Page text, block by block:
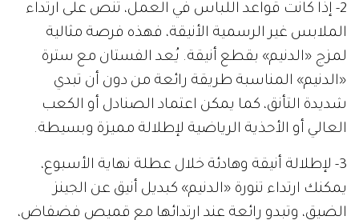
2- إذا كانت قواعد اللباس في العمل، تنص على ارتداء
الملابس غير الرسمية الأنيقة، فهذه فرصة مثالية
لمزج «الدنيم» بقطع أنيقة. يُعد الفستان مع سترة
«الدنيم» المناسبة طريقة رائعة من دون أن تبدي
شديدة التأنق، كما يمكن اعتماد الصنادل أو الكعب
العالي أو الأحذية الرياضية لإطلالة مميزة وبسيطة.
3- لإطلالة أنيقة وهادئة خلال عطلة نهاية الأسبوع،
يمكنك ارتداء تنورة «الدنيم» كبديل أنيق عن الجينز
الضيق، وتبدو رائعة عند ارتدائها مع قميص فضفاض،